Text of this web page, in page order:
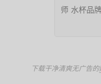
下载干净清爽无广告的